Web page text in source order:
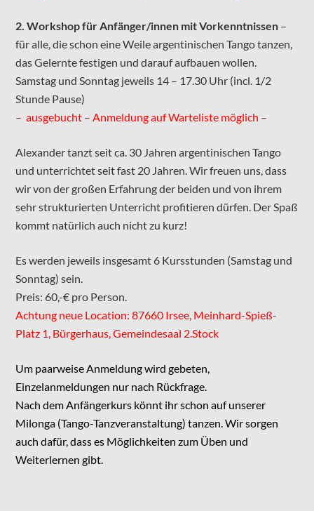
2. Workshop für Anfänger/innen mit Vorkenntnissen –
für alle, die schon eine Weile argentinischen Tango tanzen,
das Gelernte festigen und darauf aufbauen wollen.
Samstag und Sonntag jeweils 14 – 17.30 Uhr (incl. 1/2
Stunde Pause)
– ausgebucht – Anmeldung auf Warteliste möglich –
Alexander tanzt seit ca. 30 Jahren argentinischen Tango
und unterrichtet seit fast 20 Jahren. Wir freuen uns, dass
wir von der großen Erfahrung der beiden und von ihrem
sehr strukturierten Unterricht profitieren dürfen. Der Spaß
kommt natürlich auch nicht zu kurz!
Es werden jeweils insgesamt 6 Kursstunden (Samstag und
Sonntag) sein.
Preis: 60,-€ pro Person.
Achtung neue Location: 87660 Irsee, Meinhard-Spieß-
Platz 1, Bürgerhaus, Gemeindesaal 2.Stock
Um paarweise Anmeldung wird gebeten,
Einzelanmeldungen nur nach Rückfrage.
Nach dem Anfängerkurs könnt ihr schon auf unserer
Milonga (Tango-Tanzveranstaltung) tanzen. Wir sorgen
auch dafür, dass es Möglichkeiten zum Üben und
Weiterlernen gibt.